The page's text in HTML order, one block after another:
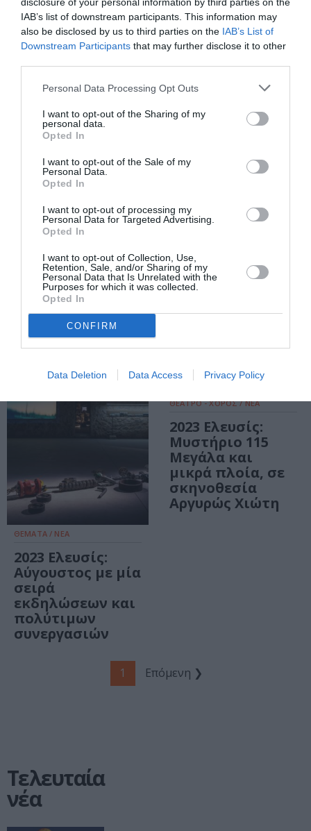
IAB’s list of downstream participants. This information may
also be disclosed by us to third parties on the IAB’s List of
Downstream Participants that may further disclose it to other
Personal Data Processing Opt Outs
I want to opt-out of the Sharing of my
personal data.
Opted In
I want to opt-out of the Sale of my
Personal Data.
Opted In
I want to opt-out of processing my
Personal Data for Targeted Advertising.
Opted In
I want to opt-out of Collection, Use,
Retention, Sale, and/or Sharing of my
Personal Data that Is Unrelated with the
Purposes for which it was collected.
Opted In
CONFIRM
Data Deletion Data Access Privacy Policy
Γιώργου
Λάνθιμου
αποκλειστικά
ΘΕΑΤΡΟ - ΧΟΡΟΣ / ΝΕΑ
Eθνικό Θέατρο: Η
παραγωγή «Το
Νερό της
Κολωνίας»
ταξιδεύει στη
Κάποιος μιλάει
μόνος του
κρατώντας ένα
Ευθύμη
στο Θέατρο του
ΘΕΜΑΤΑ / ΝΕΑ
2023 Ελευσίς:
Αύγουστος με μία
σειρά
εκδηλώσεων και
πολύτιμων
συνεργασιών
ΘΕΑΤΡΟ - ΧΟΡΟΣ / ΝΕΑ
2023 Ελευσίς:
Μυστήριο 115
Μεγάλα και
μικρά πλοία, σε
σκηνοθεσία
Αργυρώς Χιώτη
1 Επόμενη ❯
Τελευταία
νέα